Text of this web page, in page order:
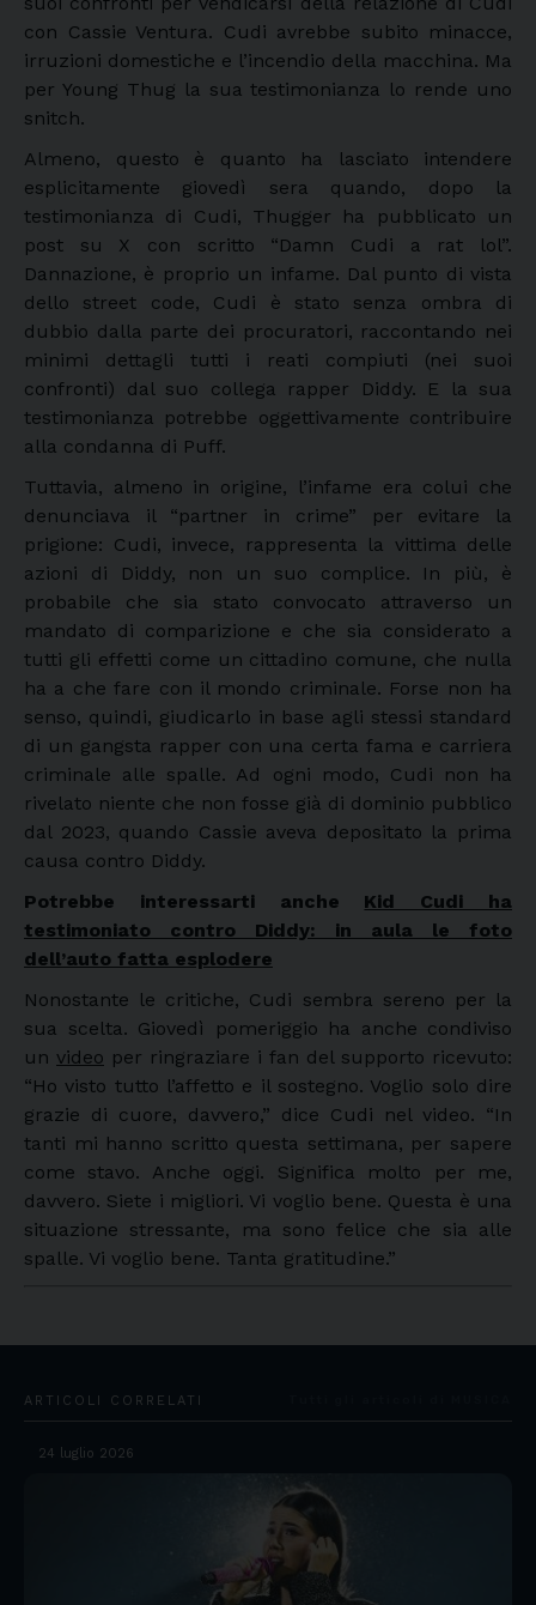
con Cassie Ventura. Cudi avrebbe subito minacce,
irruzioni domestiche e l’incendio della macchina. Ma
per Young Thug la sua testimonianza lo rende uno
snitch.
Almeno, questo è quanto ha lasciato intendere
esplicitamente giovedì sera quando, dopo la
testimonianza di Cudi, Thugger ha pubblicato un
post su X con scritto “Damn Cudi a rat lol”.
Dannazione, è proprio un infame. Dal punto di vista
dello street code, Cudi è stato senza ombra di
dubbio dalla parte dei procuratori, raccontando nei
minimi dettagli tutti i reati compiuti (nei suoi
confronti) dal suo collega rapper Diddy. E la sua
testimonianza potrebbe oggettivamente contribuire
alla condanna di Puff.
Tuttavia, almeno in origine, l’infame era colui che
denunciava il “partner in crime” per evitare la
prigione: Cudi, invece, rappresenta la vittima delle
azioni di Diddy, non un suo complice. In più, è
probabile che sia stato convocato attraverso un
mandato di comparizione e che sia considerato a
tutti gli effetti come un cittadino comune, che nulla
ha a che fare con il mondo criminale. Forse non ha
senso, quindi, giudicarlo in base agli stessi standard
di un gangsta rapper con una certa fama e carriera
criminale alle spalle. Ad ogni modo, Cudi non ha
rivelato niente che non fosse già di dominio pubblico
dal 2023, quando Cassie aveva depositato la prima
causa contro Diddy.
Potrebbe interessarti anche Kid Cudi ha
testimoniato contro Diddy: in aula le foto
dell’auto fatta esplodere
Nonostante le critiche, Cudi sembra sereno per la
sua scelta. Giovedì pomeriggio ha anche condiviso
un video per ringraziare i fan del supporto ricevuto:
“Ho visto tutto l’affetto e il sostegno. Voglio solo dire
grazie di cuore, davvero,” dice Cudi nel video. “In
tanti mi hanno scritto questa settimana, per sapere
come stavo. Anche oggi. Significa molto per me,
davvero. Siete i migliori. Vi voglio bene. Questa è una
situazione stressante, ma sono felice che sia alle
spalle. Vi voglio bene. Tanta gratitudine.”
ARTICOLI CORRELATI
24 luglio 2026